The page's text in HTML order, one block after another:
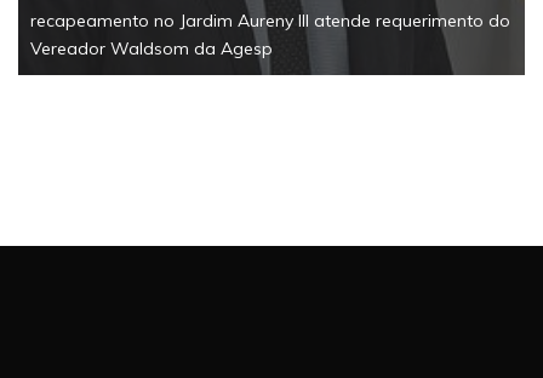
recapeamento no Jardim Aureny III atende requerimento do
Vereador Waldsom da Agesp